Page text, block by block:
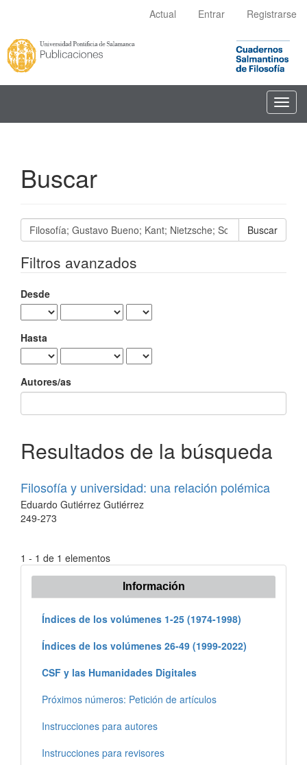
principal
Barra
lateral
Actual Entrar Registrarse
Buscar
Buscar
artículos
Filtros avanzados
Desde
Hasta
Autores/as
Resultados de la búsqueda
Filosofía y universidad: una relación polémica
Eduardo Gutiérrez Gutiérrez
249-273
1 - 1 de 1 elementos
Información
Índices de los volúmenes 1-25 (1974-1998)
Índices de los volúmenes 26-49 (1999-2022)
CSF y las Humanidades Digitales
Próximos números: Petición de artículos
Instrucciones para autores
Instrucciones para revisores